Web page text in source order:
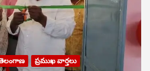
ప్రముఖ వార్తలు